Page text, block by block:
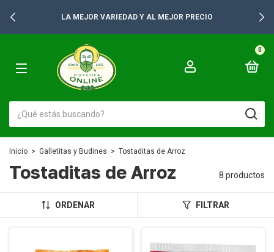
LA MEJOR VARIEDAD Y AL MEJOR PRECIO
0
Inicio > Galletitas y Budines > Tostaditas de Arroz
Tostaditas de Arroz 8 productos
ORDENAR FILTRAR